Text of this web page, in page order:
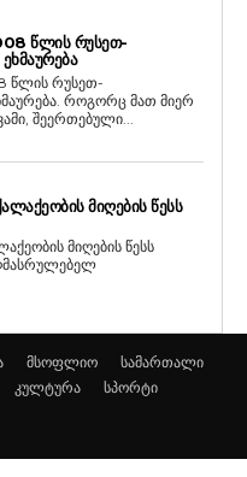
ᲬᲚᲘᲡ ᲠᲣᲡᲔᲗ-
წლის რუსეთ-
მათ მიერ
შეერთებული...
ᲛᲘᲦᲔᲑᲘᲡ ᲬᲔᲡᲡ
მიღების წესს
მსოფლიო
სამართალი
კულტურა სპორტი